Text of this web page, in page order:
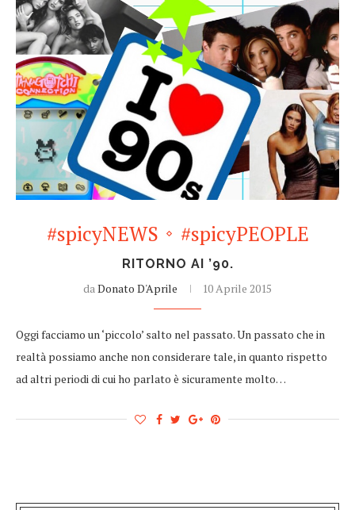
#spicyNEWS #spicyPEOPLE
RITORNO AI ’90.
daDonato D'Aprile 10 Aprile 2015
Oggi facciamo un ‘piccolo’ salto nel passato. Un passato che in
realtà possiamo anche non considerare tale, in quanto rispetto
ad altri periodi di cui ho parlato è sicuramente molto…